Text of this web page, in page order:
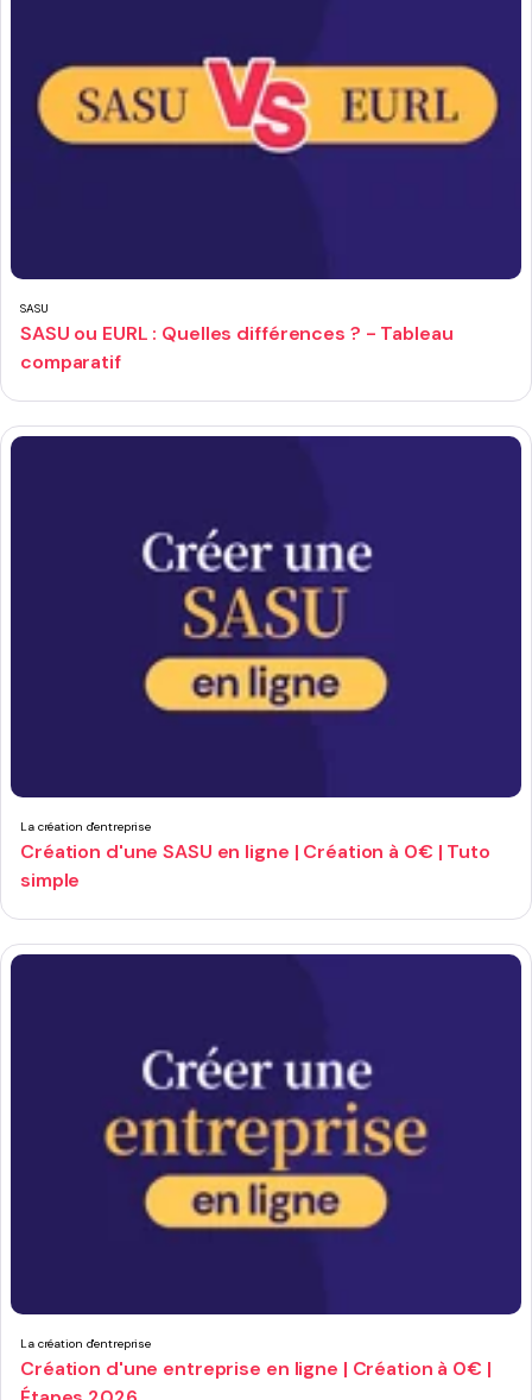
SASU
SASU ou EURL : Quelles différences ? - Tableau
comparatif
La création d'entreprise
Création d'une SASU en ligne | Création à 0€ | Tuto
simple
La création d'entreprise
Création d'une entreprise en ligne | Création à 0€ |